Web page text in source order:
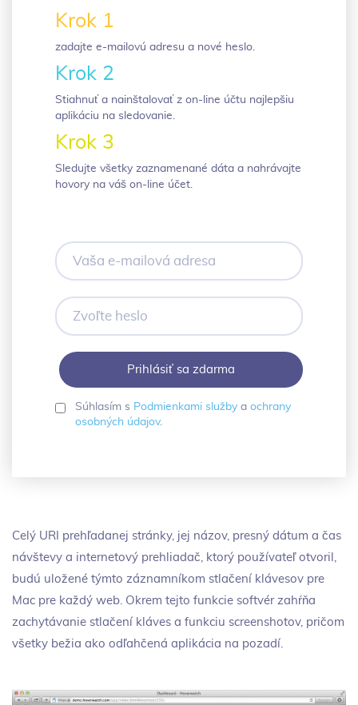
Krok 1
zadajte e-mailovú adresu a nové heslo.
Krok 2
Stiahnuť a nainštalovať z on-line účtu najlepšiu
aplikáciu na sledovanie.
Krok 3
Sledujte všetky zaznamenané dáta a nahrávajte
hovory na váš on-line účet.
Vaša
e-
mailová
adresa
Zvoľte
heslo
Súhlasím s Podmienkami služby a ochrany
osobných údajov.
Celý URI prehľadanej stránky, jej názov, presný dátum a čas
návštevy a internetový prehliadač, ktorý používateľ otvoril,
budú uložené týmto záznamníkom stlačení klávesov pre
Mac pre každý web. Okrem tejto funkcie softvér zahŕňa
zachytávanie stlačení kláves a funkciu screenshotov, pričom
všetky bežia ako odľahčená aplikácia na pozadí.